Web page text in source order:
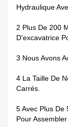
Hydraulique
2 Plus De 200
D'excavatrice
3 Nous Avons
4 La Taille De
Carrés.
5 Avec Plus De
Pour